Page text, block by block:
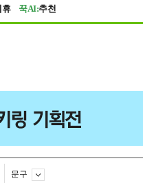
꾹AI:추천
문구